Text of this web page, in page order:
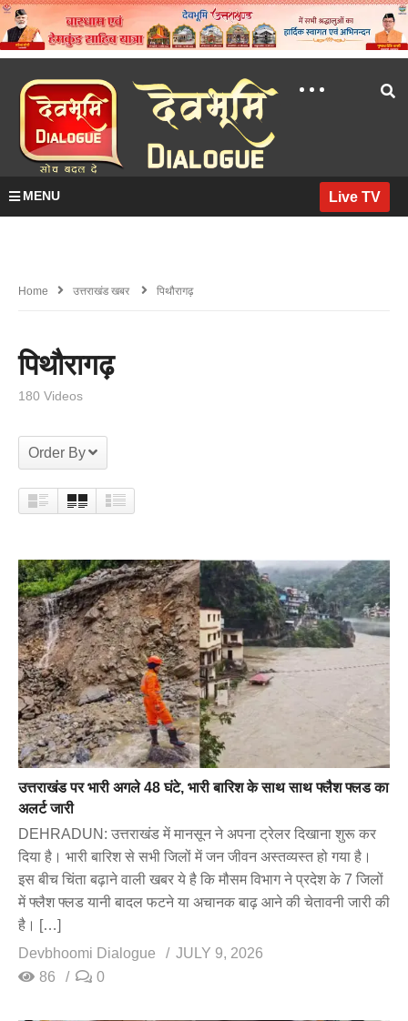
MENU Live TV
Home उत्तराखंड खबर पिथौरागढ़
पिथौरागढ़
180 Videos
Order By
उत्तराखंड पर भारी अगले 48 घंटे, भारी बारिश के साथ साथ फ्लैश फ्लड का
अलर्ट जारी
DEHRADUN: उत्तराखंड में मानसून ने अपना ट्रेलर दिखाना शुरू कर
दिया है। भारी बारिश से सभी जिलों में जन जीवन अस्तव्यस्त हो गया है।
इस बीच चिंता बढ़ाने वाली खबर ये है कि मौसम विभाग ने प्रदेश के 7 जिलों
में फ्लैश फ्लड यानी बादल फटने या अचानक बाढ़ आने की चेतावनी जारी की
है। […]
Devbhoomi Dialogue
JULY 9, 2026
86
0